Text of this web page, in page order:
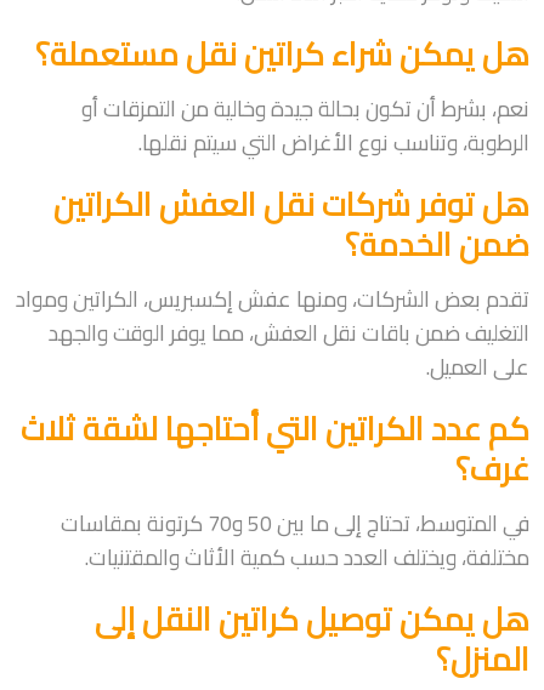
هل يمكن شراء كراتين نقل مستعملة؟
نعم، بشرط أن تكون بحالة جيدة وخالية من التمزقات أو
الرطوبة، وتناسب نوع الأغراض التي سيتم نقلها.
هل توفر شركات نقل العفش الكراتين
ضمن الخدمة؟
تقدم بعض الشركات، ومنها عفش إكسبريس، الكراتين ومواد
التغليف ضمن باقات نقل العفش، مما يوفر الوقت والجهد
على العميل.
كم عدد الكراتين التي أحتاجها لشقة ثلاث
غرف؟
في المتوسط، تحتاج إلى ما بين 50 و70 كرتونة بمقاسات
مختلفة، ويختلف العدد حسب كمية الأثاث والمقتنيات.
هل يمكن توصيل كراتين النقل إلى
المنزل؟